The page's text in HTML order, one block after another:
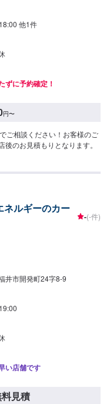
他1件
ずに予約確定！
円〜
ご相談ください！お客様のご
のお見積もりとなります。
ネルギーのカー
-(-件)
井市開発町24字8-9
い店舗です
見積